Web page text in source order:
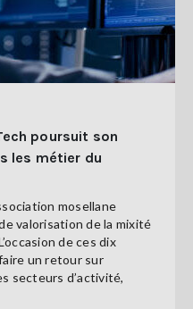
poursuit son
les métier du
mosellane
valorisation de la mixité
de ces dix
un retour sur
secteurs d’activité,